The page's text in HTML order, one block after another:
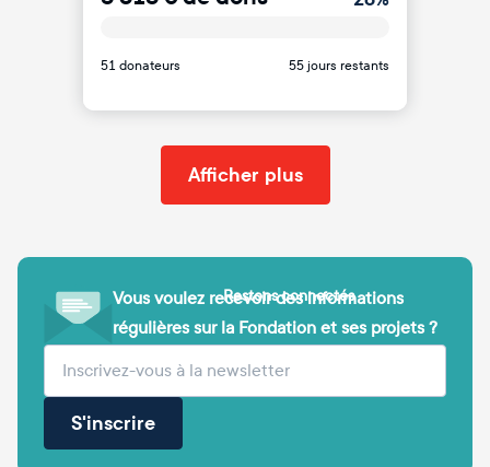
51 donateurs 55 jours restants
Afficher plus
Vous voulez recevoir des informations
régulières sur la Fondation et ses projets ?
Votre adresse e-mail (obligatoire)
S'inscrire
Restons connectés